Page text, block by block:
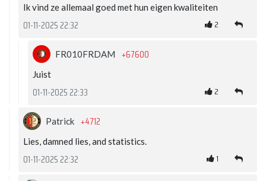
Ik vind ze allemaal goed met hun eigen kwaliteiten
01-11-2025 22:32 2
FR010FRDAM +67600
Juist
01-11-2025 22:33 2
Patrick +4712
Lies, damned lies, and statistics.
01-11-2025 22:32 1